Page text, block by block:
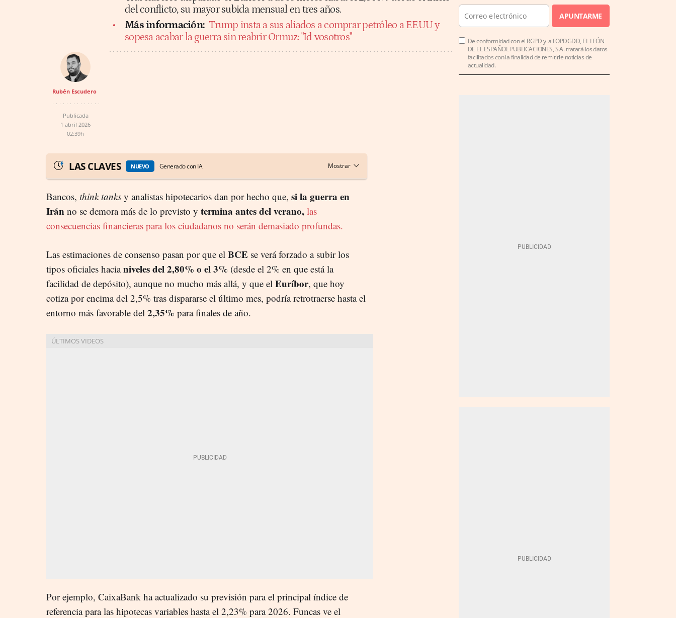
del conflicto, su mayor subida mensual en tres años.
Más información: Trump insta a sus aliados a comprar petróleo a EEUU y
sopesa acabar la guerra sin reabrir Ormuz: "Id vosotros"
Rubén Escudero
Publicada
1 abril 2026
02:39h
LAS CLAVES NUEVO Generado con IA
Bancos, think tanks y analistas hipotecarios dan por hecho que, si la guerra en
Irán no se demora más de lo previsto y termina antes del verano, las
consecuencias financieras para los ciudadanos no serán demasiado profundas.
Las estimaciones de consenso pasan por que el BCE se verá forzado a subir los
tipos oficiales hacianiveles del 2,80% o el 3% (desde el 2% en que está la
facilidad de depósito), aunque no mucho más allá, y que el Euríbor, que hoy
cotiza por encima del 2,5% tras dispararse el último mes, podría retrotraerse hasta el
entorno más favorable del 2,35% para finales de año.
Por ejemplo, CaixaBank ha actualizado su previsión para el principal índice de
referencia para las hipotecas variables hasta el 2,23% para 2026. Funcas ve el
APUNTARME
De conformidad con el RGPD y la LOPDGDD, EL LEÓN
DE EL ESPAÑOL PUBLICACIONES, S.A. tratará los datos
facilitados con la finalidad de remitirle noticias de
actualidad.